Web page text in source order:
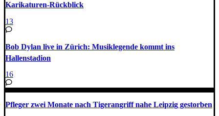
Karikaturen-Rückblick
13
Bob Dylan live in Zürich: Musiklegende kommt ins
Hallenstadion
16
Pfleger zwei Monate nach Tigerangriff nahe Leipzig gestorben